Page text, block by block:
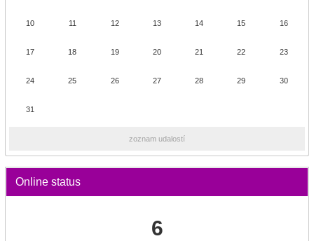
10 11 12 13 14 15 16
17 18 19 20 21 22 23
24 25 26 27 28 29 30
31
zoznam udalostí
Online status
6